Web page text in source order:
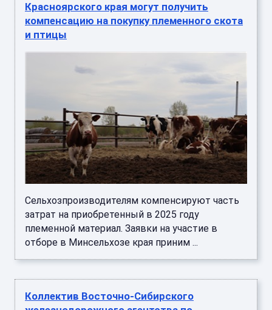
Красноярского края могут получить
компенсацию на покупку племенного скота
и птицы
Сельхозпроизводителям компенсируют часть
затрат на приобретенный в 2025 году
племенной материал. Заявки на участие в
отборе в Минсельхозе края приним ...
Коллектив Восточно-Сибирского